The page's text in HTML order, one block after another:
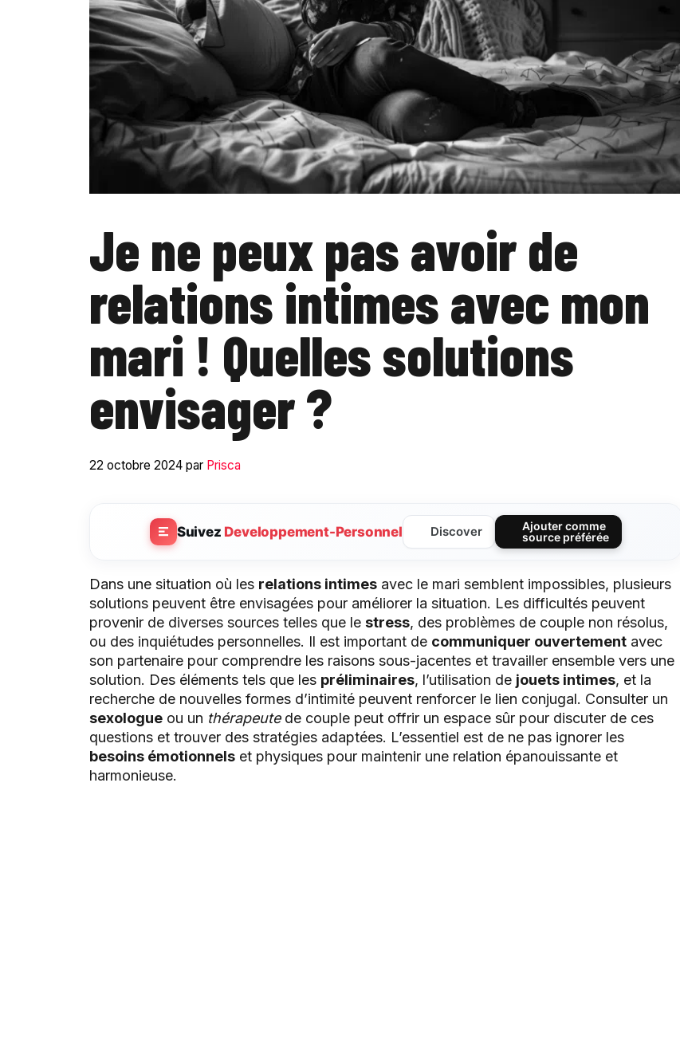
Je ne peux pas avoir de
relations intimes avec mon
mari ! Quelles solutions
envisager ?
22 octobre 2024 par Prisca
Suivez Developpement-Personnel Discover
Ajouter comme
source préférée
Dans une situation où les relations intimes avec le mari semblent impossibles, plusieurs
solutions peuvent être envisagées pour améliorer la situation. Les difficultés peuvent
provenir de diverses sources telles que le stress, des problèmes de couple non résolus,
ou des inquiétudes personnelles. Il est important de communiquer ouvertement avec
son partenaire pour comprendre les raisons sous-jacentes et travailler ensemble vers une
solution. Des éléments tels que les préliminaires, l’utilisation de jouets intimes, et la
recherche de nouvelles formes d’intimité peuvent renforcer le lien conjugal. Consulter un
sexologue ou un thérapeutede couple peut offrir un espace sûr pour discuter de ces
questions et trouver des stratégies adaptées. L’essentiel est de ne pas ignorer les
besoins émotionnels et physiques pour maintenir une relation épanouissante et
harmonieuse.